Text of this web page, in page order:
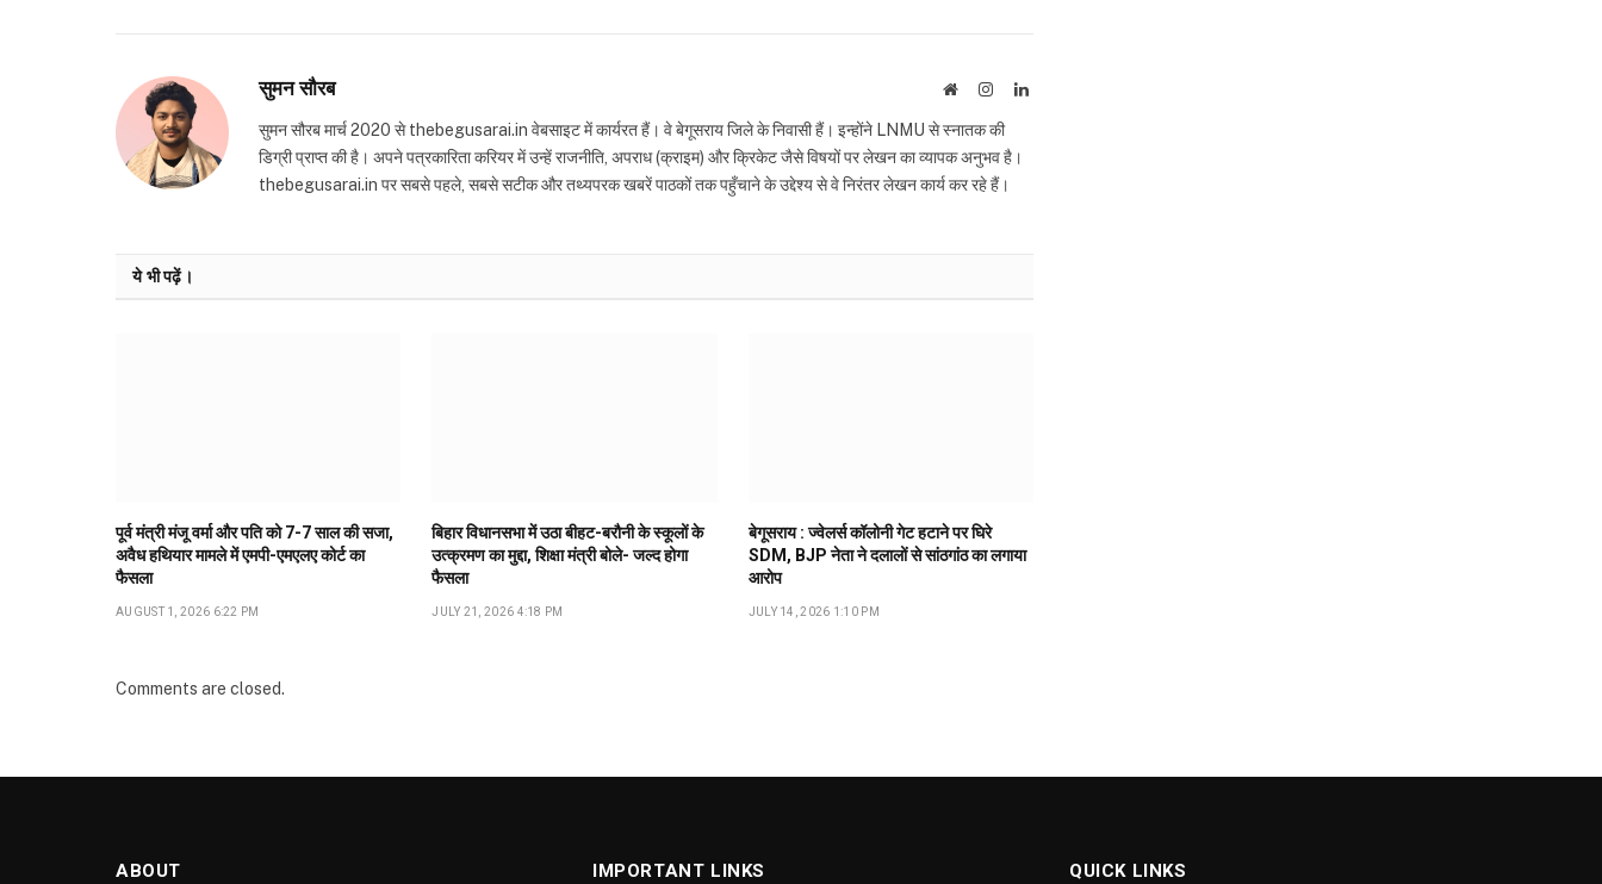
सुमन सौरब WebsiteInstagramLinkedIn
सुमन सौरब मार्च 2020 से thebegusarai.in वेबसाइट में कार्यरत हैं। वे बेगूसराय जिले के निवासी हैं। इन्होंने LNMU से स्नातक की
डिग्री प्राप्त की है। अपने पत्रकारिता करियर में उन्हें राजनीति, अपराध (क्राइम) और क्रिकेट जैसे विषयों पर लेखन का व्यापक अनुभव है।
thebegusarai.in पर सबसे पहले, सबसे सटीक और तथ्यपरक खबरें पाठकों तक पहुँचाने के उद्देश्य से वे निरंतर लेखन कार्य कर रहे हैं।
ये भी पढ़ें।
पूर्व मंत्री मंजू वर्मा और पति को 7-7 साल की सजा,
अवैध हथियार मामले में एमपी-एमएलए कोर्ट का
फैसला
AUGUST 1, 2026 6:22 PM
बिहार विधानसभा में उठा बीहट-बरौनी के स्कूलों के
उत्क्रमण का मुद्दा, शिक्षा मंत्री बोले- जल्द होगा
फैसला
JULY 21, 2026 4:18 PM
बेगूसराय : ज्वेलर्स कॉलोनी गेट हटाने पर घिरे
SDM, BJP नेता ने दलालों से सांठगांठ का लगाया
आरोप
JULY 14, 2026 1:10 PM
Comments are closed.
ABOUT IMPORTANT LINKS QUICK LINKS